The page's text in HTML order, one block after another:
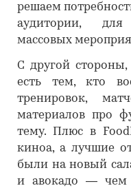
решаем
аудитории,
массовых
С другой
есть тем, кто
тренировок,
материалов про
тему. Плюс в
киноа, а лучшие
были на новый
и авокадо — чем